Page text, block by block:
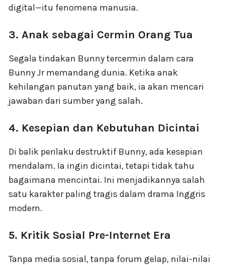
digital—itu fenomena manusia.
3. Anak sebagai Cermin Orang Tua
Segala tindakan Bunny tercermin dalam cara
Bunny Jr memandang dunia. Ketika anak
kehilangan panutan yang baik, ia akan mencari
jawaban dari sumber yang salah.
4. Kesepian dan Kebutuhan Dicintai
Di balik perilaku destruktif Bunny, ada kesepian
mendalam. Ia ingin dicintai, tetapi tidak tahu
bagaimana mencintai. Ini menjadikannya salah
satu karakter paling tragis dalam drama Inggris
modern.
5. Kritik Sosial Pre-Internet Era
Tanpa media sosial, tanpa forum gelap, nilai-nilai